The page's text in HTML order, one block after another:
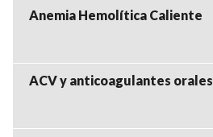
Anemia Hemolítica Caliente
ACV y anticoagulantes orales